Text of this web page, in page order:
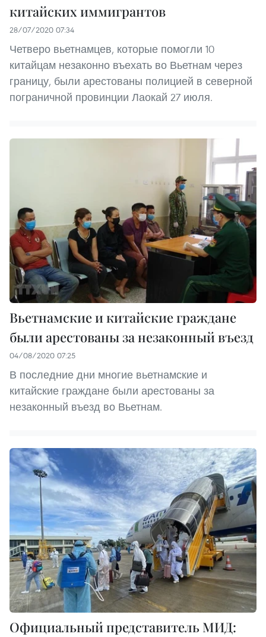
китайских иммигрантов
28/07/2020 07:34
Четверо вьетнамцев, которые помогли 10
китайцам незаконно въехать во Вьетнам через
границу, были арестованы полицией в северной
пограничной провинции Лаокай 27 июля.
Вьетнамские и китайские граждане
были арестованы за незаконный въезд
04/08/2020 07:25
В последние дни многие вьетнамские и
китайские граждане были арестованы за
незаконный въезд во Вьетнам.
Официальный представитель МИД: